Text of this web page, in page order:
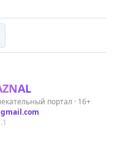
портал · 16+